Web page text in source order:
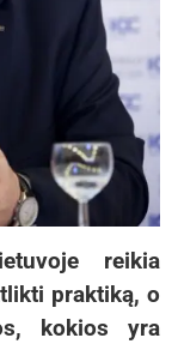
reikia
praktiką, o
kokios yra